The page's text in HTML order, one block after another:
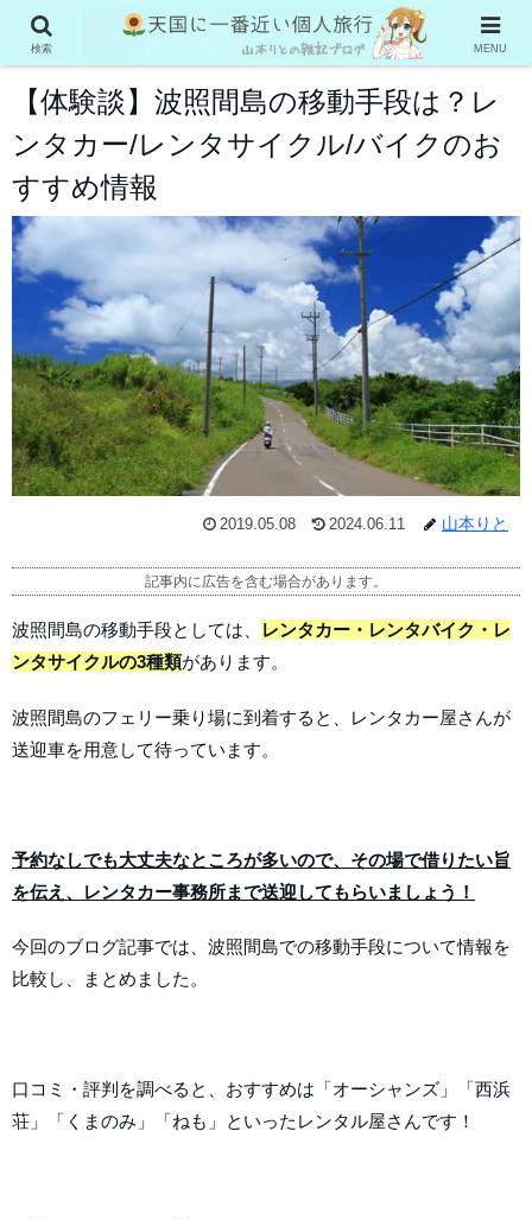
国内旅行
【体験談】波照間島の移動手段は？レ
ンタカー/レンタサイクル/バイクのお
すすめ情報
2019.05.08 2024.06.11 山本りと
記事内に広告を含む場合があります。
波照間島の移動手段としては、
レンタカー・レンタバイク・レ
ンタサイクルの3種類があります。
波照間島のフェリー乗り場に到着すると、レンタカー屋さんが
送迎車を用意して待っています。
予約なしでも大丈夫なところが多いので、その場で借りたい旨
を伝え、レンタカー事務所まで送迎してもらいましょう！
今回のブログ記事では、波照間島での移動手段について情報を
比較し、まとめました。
口コミ・評判を調べると、おすすめは「オーシャンズ」「西浜
荘」「くまのみ」「ねも」といったレンタル屋さんです！
検索 MENU